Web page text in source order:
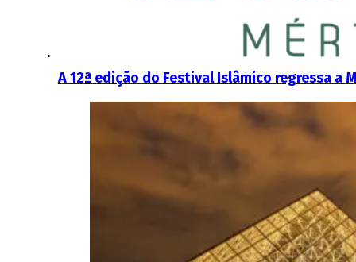
A 12ª edição do Festival Islâmico regressa a